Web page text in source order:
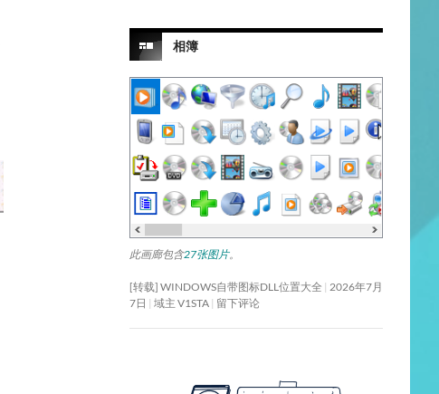
相簿
此画廊包含27张图片。
[转载] WINDOWS自带图标DLL位置大全 2026年7月
7日
域主 V1STA 留下评论